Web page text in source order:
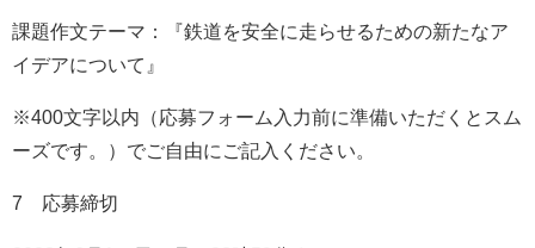
課題作文テーマ：『鉄道を安全に走らせるための新たなア
イデアについて』
※400文字以内（応募フォーム入力前に準備いただくとスム
ーズです。）でご自由にご記入ください。
7 応募締切